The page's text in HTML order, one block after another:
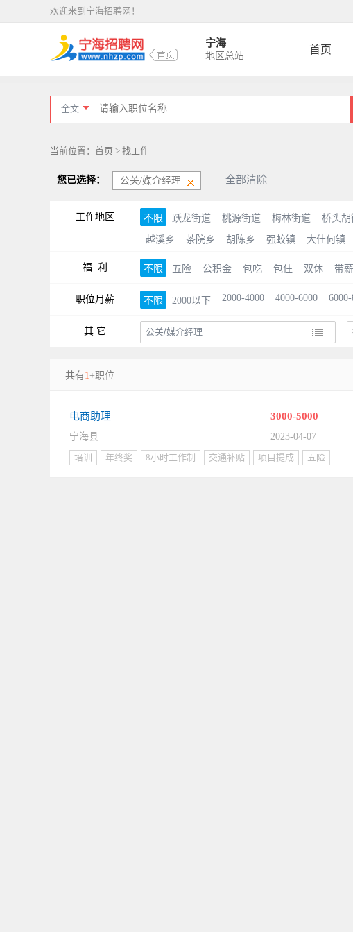
欢迎来到宁海招聘网！
宁海
地区总站
首页
全文
当前位置：首页 > 找工作
您已选择： 公关/媒介经理 全部清除
工作地区 不限 跃龙街道 桃源街道 梅林街道 桥头胡
越溪乡 茶院乡 胡陈乡 强蛟镇 大佳何镇
福 利 不限 五险 公积金 包吃 包住 双休 带
职位月薪 不限 2000以下 2000-4000 4000-6000
其 它
共有1+职位
电商助理 3000-5000
宁海县 2023-04-07
培训
年终奖 8小时工作制 交通补贴 项目提成 五险